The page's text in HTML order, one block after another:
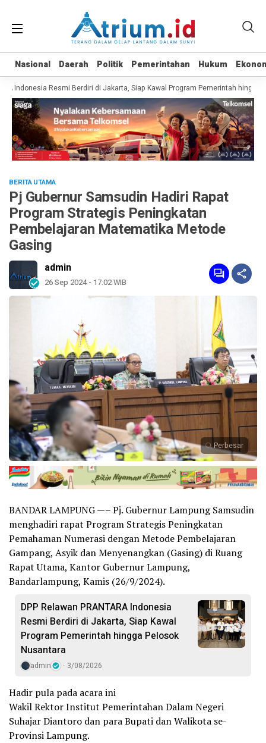
Nasional Daerah Politik Pemerintahan Hukum
Nasional Daerah Politik Pemerintahan Hukum
Indonesia Resmi Berdiri di Jakarta, Siap Kawal Program Pemerintah hingga
BERITA UTAMA
Pj Gubernur Samsudin Hadiri Rapat
Program Strategis Peningkatan
Pembelajaran Matematika Metode
Gasing
admin
26 Sep 2024 - 17:02 WIB
Perbesar
BANDAR LAMPUNG —– Pj. Gubernur Lampung Samsudin
menghadiri rapat Program Strategis Peningkatan
Pemahaman Numerasi dengan Metode Pembelajaran
Gampang, Asyik dan Menyenangkan (Gasing) di Ruang
Rapat Utama, Kantor Gubernur Lampung,
Bandarlampung, Kamis (26/9/2024).
DPP Relawan PRANTARA Indonesia
Resmi Berdiri di Jakarta, Siap Kawal
Program Pemerintah hingga Pelosok
Nusantara
admin 3/08/2026
Hadir pula pada acara ini
Wakil Rektor Institut Pemerintahan Dalam Negeri
Suhajar Diantoro dan para Bupati dan Walikota se-
Provinsi Lampung.